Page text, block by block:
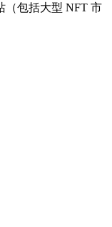
（包括大型 NFT 市